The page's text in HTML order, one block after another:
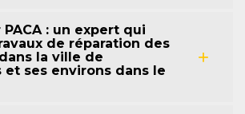
: un expert qui
de réparation des
la ville de
et ses environs dans le